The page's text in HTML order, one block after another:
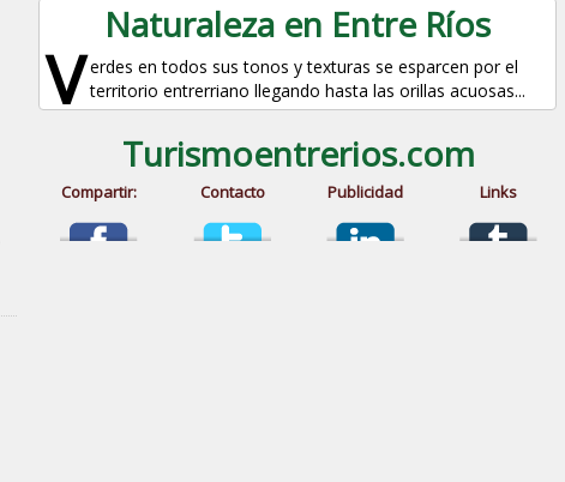
Naturaleza en Entre Ríos
V erdes en todos sus tonos y texturas se esparcen por el
territorio entrerriano llegando hasta las orillas acuosas...
Turismoentrerios.com
Compartir: Contacto Publicidad Links